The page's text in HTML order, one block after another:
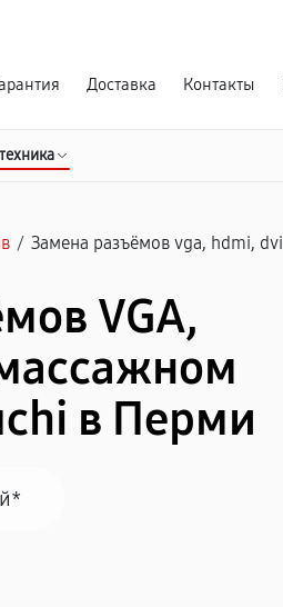
Доставка Контакты
/ Замена разъёмов vga, hdmi, dvi
VGA,
в Перми